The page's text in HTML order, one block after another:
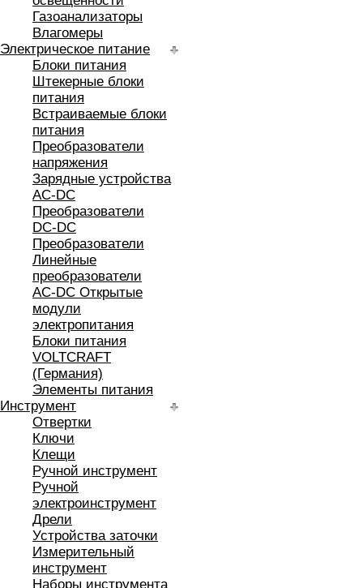
Газоанализаторы
Влагомеры
Электрическое питание
Блоки питания
Штекерные блоки
питания
Встраиваемые блоки
питания
Преобразователи
напряжения
Зарядные устройства
AC-DC
Преобразователи
DC-DC
Преобразователи
Линейные
преобразователи
AC-DC Открытые
модули
электропитания
Блоки питания
VOLTCRAFT
(Германия)
Элементы питания
Инструмент
Отвертки
Ключи
Клещи
Ручной инструмент
Ручной
электроинструмент
Дрели
Устройства заточки
Измерительный
инструмент
Наборы инструмента